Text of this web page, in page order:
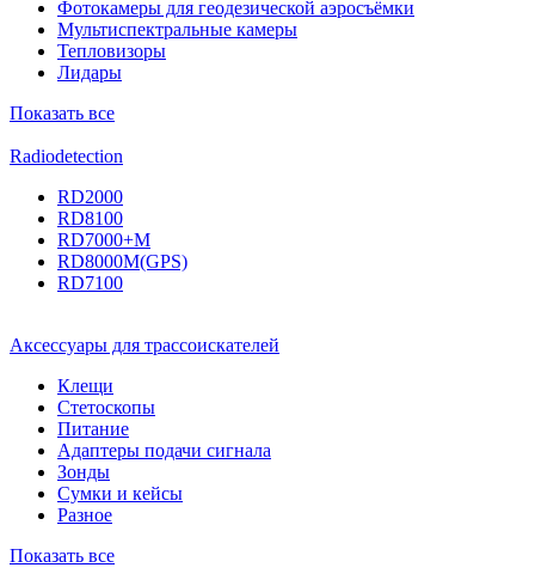
Фотокамеры для геодезической аэросъёмки
Мультиспектральные камеры
Тепловизоры
Лидары
Показать все
Radiodetection
RD2000
RD8100
RD7000+M
RD8000M(GPS)
RD7100
Аксессуары для трассоискателей
Клещи
Стетоскопы
Питание
Адаптеры подачи сигнала
Зонды
Сумки и кейсы
Разное
Показать все